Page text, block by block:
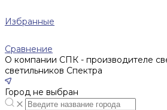
Избранные
Сравнение
О компании СПК - производителе
светильников Спектра
Город не выбран